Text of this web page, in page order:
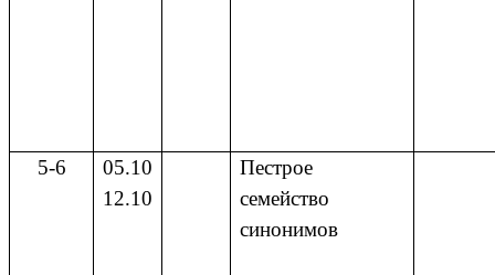
5-6
05.10
12.10
Пестрое
семейство
синонимов